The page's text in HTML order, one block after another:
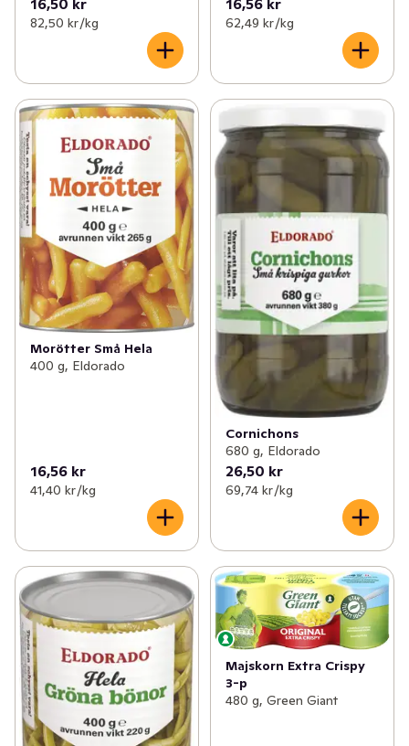
16,50 kr
82,50 kr /kg
16,56 kr
62,49 kr /kg
Morötter Små Hela
400 g, Eldorado
16,56 kr
41,40 kr /kg
Cornichons
680 g, Eldorado
26,50 kr
69,74 kr /kg
Majskorn Extra Crispy
3-p
480 g, Green Giant